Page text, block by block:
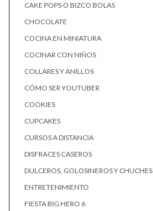
CAKE POPS O BIZCO BOLAS
CHOCOLATE
COCINA EN MINIATURA
COCINAR CON NIÑOS
COLLARES Y ANILLOS
CÓMO SER YOUTUBER
COOKIES
CUPCAKES
CURSOS A DISTANCIA
DISFRACES CASEROS
DULCEROS, GOLOSINEROS Y CHUCHES
ENTRETENIMIENTO
FIESTA BIG HERO 6